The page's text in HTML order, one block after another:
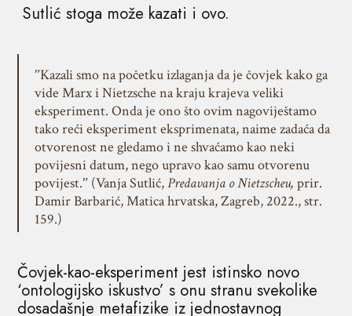
Sutlić stoga može kazati i ovo.
ʺKazali smo na početku izlaganja da je čovjek kako ga
vide Marx i Nietzsche na kraju krajeva veliki
eksperiment. Onda je ono što ovim nagoviještamo
tako reći eksperiment eksprimenata, naime zadaća da
otvorenost ne gledamo i ne shvaćamo kao neki
povijesni datum, nego upravo kao samu otvorenu
povijest.ʺ (Vanja Sutlić,Predavanja o Nietzscheu, prir.
Damir Barbarić, Matica hrvatska, Zagreb, 2022., str.
159.)
Čovjek-kao-eksperiment jest istinsko novo
‘ontologijsko iskustvo’ s onu stranu svekolike
dosadašnje metafizike iz jednostavnog